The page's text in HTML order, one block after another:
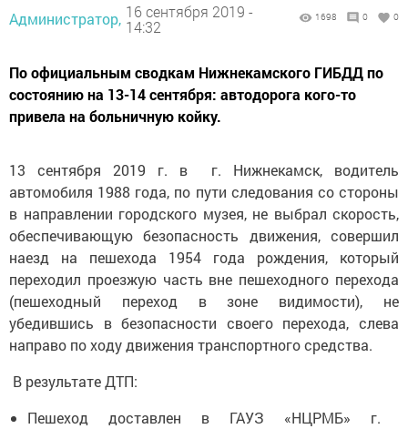
Администратор, 16 сентября 2019 -
14:32
1698 0 0
По официальным сводкам Нижнекамского ГИБДД по
состоянию на 13-14 сентября: автодорога кого-то
привела на больничную койку.
13 сентября 2019 г. в г. Нижнекамск, водитель
автомобиля 1988 года, по пути следования со стороны
в направлении городского музея, не выбрал скорость,
обеспечивающую безопасность движения, совершил
наезд на пешехода 1954 года рождения, который
переходил проезжую часть вне пешеходного перехода
(пешеходный переход в зоне видимости), не
убедившись в безопасности своего перехода, слева
направо по ходу движения транспортного средства.
В результате ДТП:
Пешеход доставлен в ГАУЗ «НЦРМБ» г.